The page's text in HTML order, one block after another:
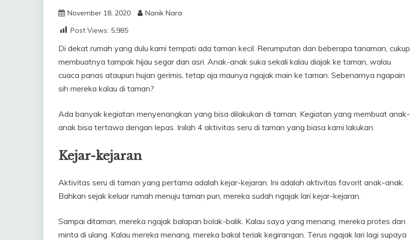
November 18, 2020
Nanik Nara
Post Views: 5,985
Di dekat rumah yang dulu kami tempati ada taman kecil. Rerumputan dan beberapa tanaman, cukup
membuatnya tampak hijau segar dan asri. Anak-anak suka sekali kalau diajak ke taman, walau
cuaca panas ataupun hujan gerimis, tetap aja maunya ngajak main ke taman. Sebenarnya ngapain
sih mereka kalau di taman?
Ada banyak kegiatan menyenangkan yang bisa dilakukan di taman. Kegiatan yang membuat anak-
anak bisa tertawa dengan lepas. Inilah 4 aktivitas seru di taman yang biasa kami lakukan.
Kejar-kejaran
Aktivitas seru di taman yang pertama adalah kejar-kejaran. Ini adalah aktivitas favorit anak-anak.
Bahkan sejak keluar rumah menuju taman pun, mereka sudah ngajak lari kejar-kejaran.
Sampai ditaman, mereka ngajak balapan bolak-balik. Kalau saya yang menang, mereka protes dan
minta di ulang. Kalau mereka menang, mereka bakal teriak kegirangan. Terus ngajak lari lagi supaya